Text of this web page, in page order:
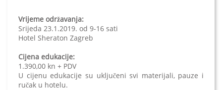
Vrijeme održavanja:
Srijeda 23.1.2019. od 9-16 sati
Hotel Sheraton Zagreb
Cijena edukacije:
1.390,00 kn + PDV
U cijenu edukacije su uključeni svi materijali, pauze i
ručak u hotelu.